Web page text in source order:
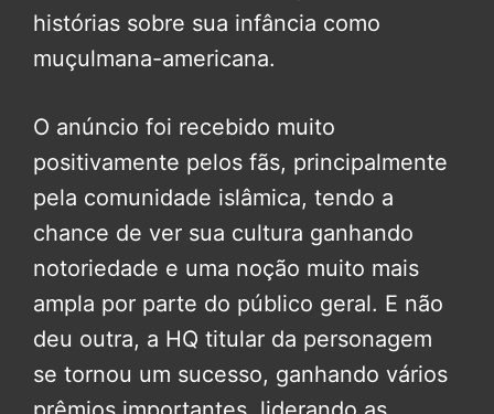
histórias sobre sua infância como
muçulmana-americana.
O anúncio foi recebido muito
positivamente pelos fãs, principalmente
pela comunidade islâmica, tendo a
chance de ver sua cultura ganhando
notoriedade e uma noção muito mais
ampla por parte do público geral. E não
deu outra, a HQ titular da personagem
se tornou um sucesso, ganhando vários